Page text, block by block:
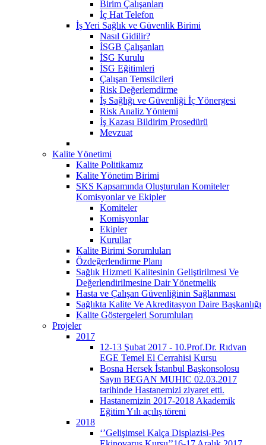
Birim Çalışanları
İç Hat Telefon
İş Yeri Sağlık ve Güvenlik Birimi
Nasıl Gidilir?
İSGB Çalışanları
İSG Kurulu
İSG Eğitimleri
Çalışan Temsilcileri
Risk Değerlemdirme
İş Sağlığı ve Güvenliği İç Yönergesi
Risk Analiz Yöntemi
İş Kazası Bildirim Prosedürü
Mevzuat
Kalite Yönetimi
Kalite Politikamız
Kalite Yönetim Birimi
SKS Kapsamında Oluşturulan Komiteler
Komisyonlar ve Ekipler
Komiteler
Komisyonlar
Ekipler
Kurullar
Kalite Birimi Sorumluları
Özdeğerlendirme Planı
Sağlık Hizmeti Kalitesinin Geliştirilmesi Ve
Değerlendirilmesine Dair Yönetmelik
Hasta ve Çalışan Güvenliğinin Sağlanması
Sağlıkta Kalite Ve Akreditasyon Daire Başkanlığı
Kalite Göstergeleri Sorumluları
Projeler
2017
12-13 Şubat 2017 - 10.Prof.Dr. Rıdvan
EGE Temel El Cerrahisi Kursu
Bosna Hersek İstanbul Başkonsolosu
Sayın BEGAN MUHIC 02.03.2017
tarihinde Hastanemizi ziyaret etti.
Hastanemizin 2017-2018 Akademik
Eğitim Yılı açılış töreni
2018
‘’Gelişimsel Kalça Displazisi-Pes